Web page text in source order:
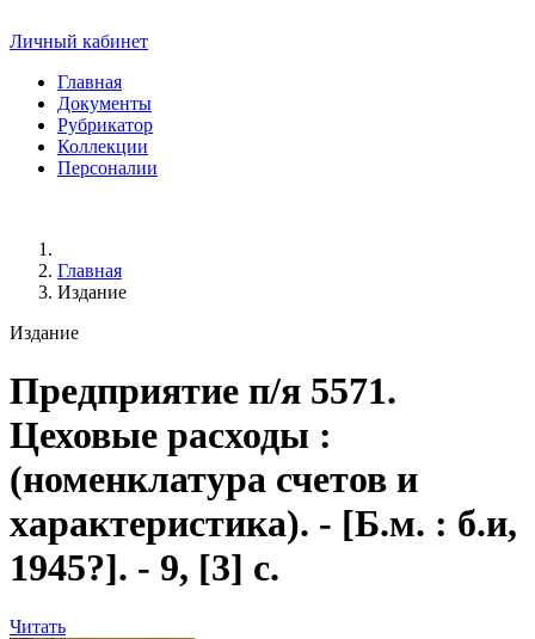
Личный кабинет
Главная
Документы
Рубрикатор
Коллекции
Персоналии
Главная
Издание
Издание
Предприятие п/я 5571.
Цеховые расходы :
(номенклатура счетов и
характеристика). - [Б.м. : б.и,
1945?]. - 9, [3] с.
Читать